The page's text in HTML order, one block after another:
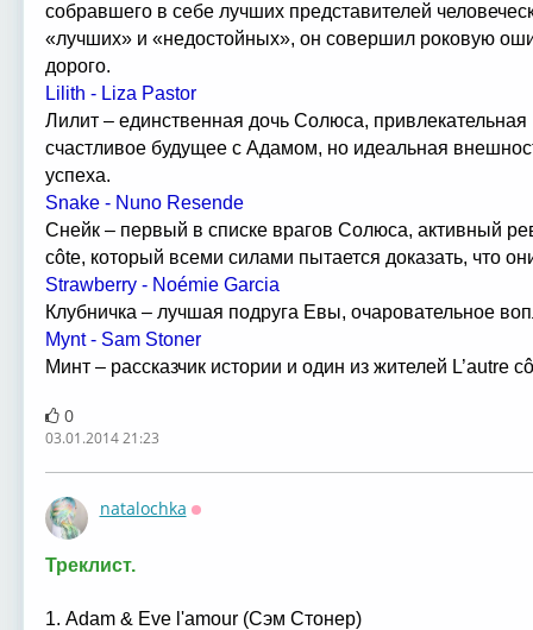
собравшего в себе лучших представителей
«лучших» и «недостойных», он совершил роковую
дорого.
Lilith - Liza Pastor
Лилит – единственная дочь Солюса, привлекательная
счастливое будущее с Адамом, но идеальная
успеха.
Snake - Nuno Resende
Снейк – первый в списке врагов Солюса, активный
côte, который всеми силами пытается доказать, что
Strawberry - Noémie Garcia
Клубничка – лучшая подруга Евы, очаровательное
Mynt - Sam Stoner
Минт – рассказчик истории и один из жителей L’autre
0
03.01.2014 21:23
natalochka
Треклист.
1. Adam & Eve l'amour (Сэм Стонер)